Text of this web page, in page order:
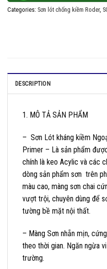
Categories: Sơn lót chống kiềm Roder,
DESCRIPTION
1. MÔ TẢ SẢN PHẨM
– Sơn Lót kháng kiềm
Primer – Là sản phẩm
chính là keo Acylic và các
dòng sản phẩm sơn trên
màu cao, màng sơn chai
vượt trội, chuyên dùng để
tường bề mặt nội thất.
– Màng Sơn nhẵn mịn,
theo thời gian. Ngăn ngừa
trường.